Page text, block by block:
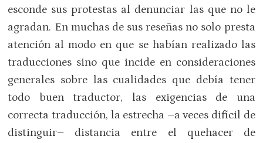
esconde sus protestas al denunciar las que no le
agradan. En muchas de sus reseñas no solo presta
atención al modo en que se habían realizado las
traducciones sino que incide en consideraciones
generales sobre las cualidades que debía tener
todo buen traductor, las exigencias de una
correcta traducción, la estrecha –a veces difícil de
distinguir– distancia entre el quehacer de